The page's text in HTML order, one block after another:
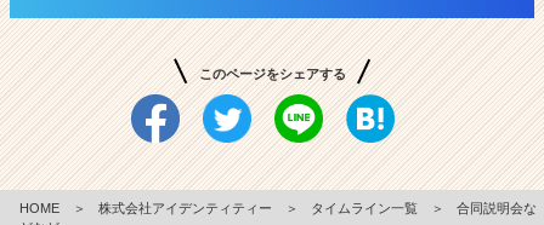
このページをシェアする
HOME ＞ 株式会社アイデンティティー ＞ タイムライン一覧 ＞
合同説明会な